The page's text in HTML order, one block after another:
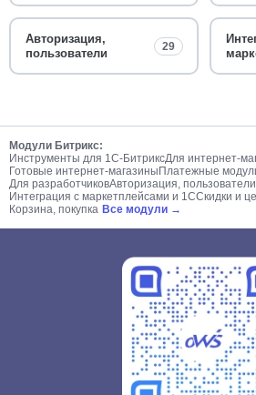
Авторизация,
пользователи
29
Модули Битрикс:
Инструменты для 1С-БитриксДля интернет-
Готовые интернет-магазины Платежные
Для разработчиковАвторизация, пользователи
Интеграция с маркетплейсами и 1ССкидки и
Корзина, покупка Все модули →